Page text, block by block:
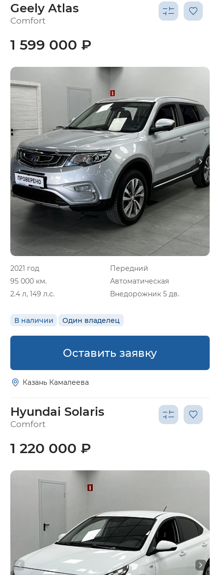
Geely Atlas
Comfort
2021 год
Передний
95 000 км.
Автоматическая
2.4 л, 149 л.с.
Внедорожник 5 дв.
В наличии Один владелец
1 599 000 ₽
Оставить заявку
Казань Камалеева
Hyundai Solaris
Comfort
1 220 000 ₽